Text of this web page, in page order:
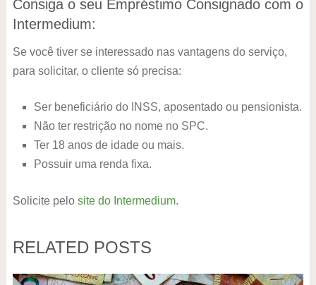
Consiga o seu Empréstimo Consignado com o
Intermedium:
Se você tiver se interessado nas vantagens do serviço,
para solicitar, o cliente só precisa:
Ser beneficiário do INSS, aposentado ou pensionista.
Não ter restrição no nome no SPC.
Ter 18 anos de idade ou mais.
Possuir uma renda fixa.
Solicite pelo site do Intermedium.
RELATED POSTS